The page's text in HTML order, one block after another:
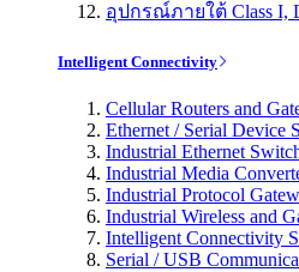
อุปกรณ์ภายใต้ Class I,
Intelligent Connectivity
Cellular Routers and
Ethernet / Serial Device
Industrial Ethernet
Industrial Media
Industrial Protocol
Industrial Wireless and
Intelligent Connectivity
Serial / USB